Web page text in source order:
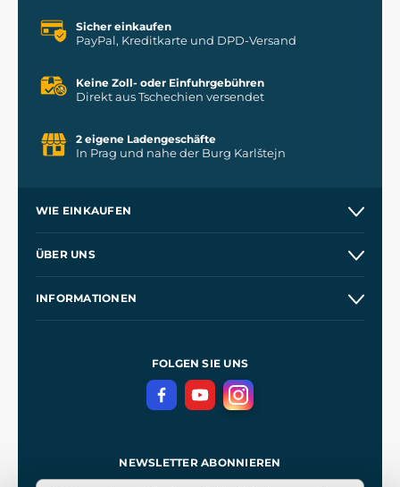
Sicher einkaufen
PayPal, Kreditkarte und DPD-Versand
Keine Zoll- oder Einfuhrgebühren
Direkt aus Tschechien versendet
2 eigene Ladengeschäfte
In Prag und nahe der Burg Karlštejn
WIE EINKAUFEN
Kontakt
ÜBER UNS
INFORMATIONEN
DatenschutzerklärungFOLGEN SIE UNS
NEWSLETTER ABONNIEREN